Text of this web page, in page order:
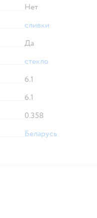
Нет
сливки
Да
стекло
6.1
6.1
0.358
Беларусь